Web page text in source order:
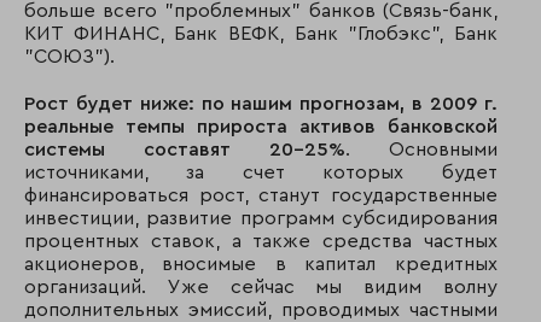
34 50 Дойче банк
36 42
37 37
Хоум Кредит энд
Банк
38 34 Союз
больше всего "проблемных" банков (Связь-банк,
КИТ ФИНАНС, Банк ВЕФК, Банк "Глобэкс", Банк
"СОЮЗ").
Рост будет ниже: по нашим прогнозам, в 2009 г.
реальные темпы прироста активов банковской
системы составят 20-25%. Основными
источниками, за счет которых будет
финансироваться рост, станут государственные
инвестиции, развитие программ субсидирования
процентных ставок, а также средства частных
акционеров, вносимые в капитал кредитных
организаций. Уже сейчас мы видим волну
дополнительных эмиссий, проводимых частными